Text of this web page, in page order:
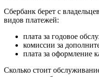
Сбербанк берет с
видов платежей:
плата за годовое
комиссии за
плата за оформление
Сколько стоит